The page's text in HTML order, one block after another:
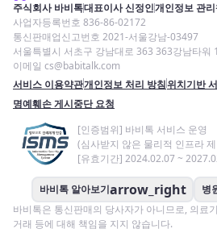
주식회사 바비톡대표이사 신정인개인정보 관
사업자등록번호 836-86-02172
통신판매업신고번호 2021-서울강남-03497
서울특별시 서초구 강남대로 363 363강남타워
이메일 cs@babitalk.com
서비스 이용약관개인정보 처리 방침위치기반
명예훼손 게시중단 요청
[인증범위] 바비톡 서비스 운영
(심사받지 않은 물리적 인프라
[유효기간] 2024.02.07 ~
바비톡 알아보기arrow_right 병
바비톡은 통신판매의 당사자가 아니므로, 의료
거래 등에 대해 책임을 지지 않습니다.